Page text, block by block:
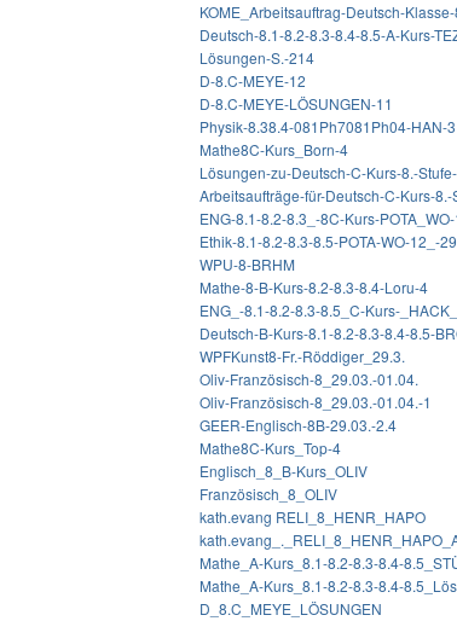
KOME_Arbeitsauftrag-Deutsch-
Deutsch-8.1-8.2-8.3-8.4-8.5-A-Kurs-
Lösungen-S.-214
D-8.C-MEYE-12
D-8.C-MEYE-LÖSUNGEN-11
Physik-8.38.4-081Ph7081Ph04-HAN-3
Mathe8C-Kurs_Born-4
Lösungen-zu-Deutsch-C-Kurs-8.-
Arbeitsaufträge-für-Deutsch-C-Kurs-
ENG-8.1-8.2-8.3_-8C-Kurs-
Ethik-8.1-8.2-8.3-8.5-POTA-WO-12_-
WPU-8-BRHM
Mathe-8-B-Kurs-8.2-8.3-8.4-Loru-4
ENG_-8.1-8.2-8.3-8.5_C-Kurs-
Deutsch-B-Kurs-8.1-8.2-8.3-8.4-8.5-
WPFKunst8-Fr.-Röddiger_29.3.
Oliv-Französisch-8_29.03.-01.04.
Oliv-Französisch-8_29.03.-01.04.-1
GEER-Englisch-8B-29.03.-2.4
Mathe8C-Kurs_Top-4
Englisch_8_B-Kurs_OLIV
Französisch_8_OLIV
kath.evang RELI_8_HENR_HAPO
Mathe_A-Kurs_8.1-8.2-8.3-8.4-
Mathe_A-Kurs_8.1-8.2-8.3-8.4-
D_8.C_MEYE_LÖSUNGEN